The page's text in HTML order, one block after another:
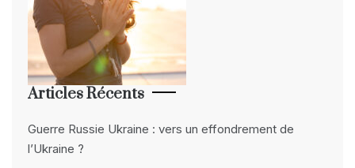
Articles Récents
Guerre Russie Ukraine : vers un effondrement de
l’Ukraine ?